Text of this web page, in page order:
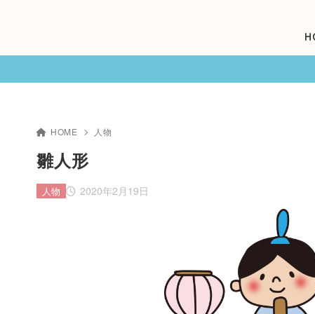
HOME 人物
雛人形
2020年2月19日
人物